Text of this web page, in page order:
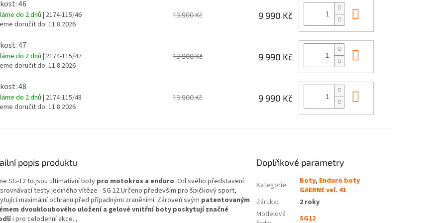
46
do 2 dnů | 2174-115/46
doručit do: 11.8.2026
13 900 Kč 9 990 Kč
47
do 2 dnů | 2174-115/47
doručit do: 11.8.2026
13 900 Kč 9 990 Kč
48
do 2 dnů | 2174-115/48
doručit do: 11.8.2026
13 900 Kč 9 990 Kč
popis produktu
SG-12 to jsou ultimativní boty pro motokros a enduro. Od svého představení
testy jediného vítěze - SG 12.Určeno především pro špičkový sport,
maximální ochranu před případnými zraněními. Zároveň svým patentovaným
dvoukloubového uložení a gelové vnitřní boty poskytují značné
i pro celodenní akce. ,
Doplňkové parametry
Kategorie: Boty, Enduro boty
GAERNE vel. 41
Záruka:
2 roky
Modelová
SG12